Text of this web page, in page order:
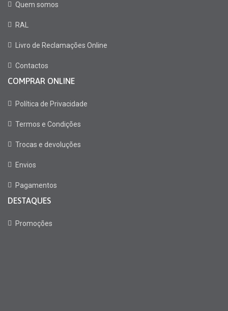
Quem somos
RAL
Livro de Reclamações Online
Contactos
COMPRAR ONLINE
Política de Privacidade
Termos e Condições
Trocas e devoluções
Envios
Pagamentos
DESTAQUES
Promoções